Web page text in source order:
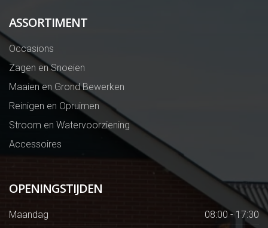
ASSORTIMENT
Occasions
Zagen en Snoeien
Maaien en Grond Bewerken
Reinigen en Opruimen
Stroom en Watervoorziening
Accessoires
OPENINGSTIJDEN
Maandag
08:00 - 17:30